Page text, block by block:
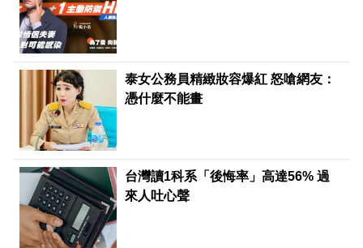
泰女公務員精緻妝容爆紅 怒嗆網友：
憑什麼不能畫
台灣讀1科系「後悔率」高達56% 過
來人吐心聲